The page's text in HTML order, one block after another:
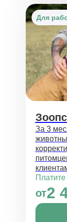
Для
За 3
от2